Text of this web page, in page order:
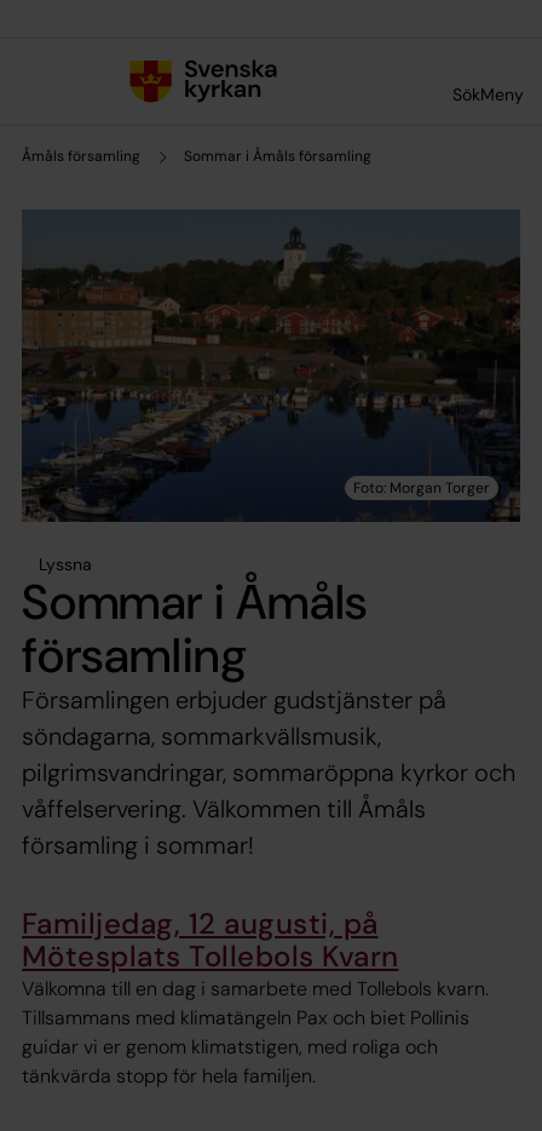
SökMeny
Åmåls församling Sommar i Åmåls församling
Lyssna
Sommar i Åmåls
församling
Församlingen erbjuder gudstjänster på
söndagarna, sommarkvällsmusik,
pilgrimsvandringar, sommaröppna kyrkor och
våffelservering. Välkommen till Åmåls
församling i sommar!
Familjedag, 12 augusti, på
Mötesplats Tollebols Kvarn
Välkomna till en dag i samarbete med Tollebols kvarn.
Tillsammans med klimatängeln Pax och biet Pollinis
guidar vi er genom klimatstigen, med roliga och
tänkvärda stopp för hela familjen.